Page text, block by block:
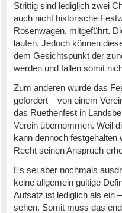
Strittig sind lediglich zwei
auch nicht historische
Rosenwagen, mitgeführt.
laufen. Jedoch können
dem Gesichtspunkt der
werden und fallen somit
Zum anderen wurde das
gefordert – von einem
das Ruethenfest in
Verein übernommen. Weil
kann dennoch
Recht seinen Anspruch
Es sei aber nochmals
keine allgemein gültige
Aufsatz ist lediglich als ein
sehen. Somit muss das